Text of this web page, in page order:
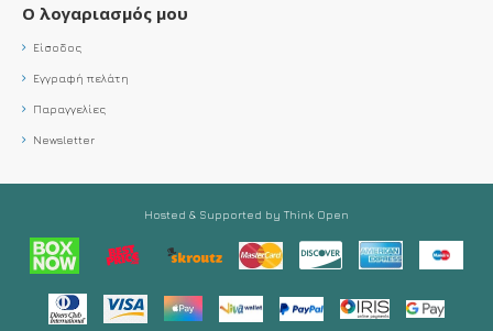
Ο λογαριασμός μου
Είσοδος
Εγγραφή πελάτη
Παραγγελίες
Newsletter
Hosted & Supported by Think Open